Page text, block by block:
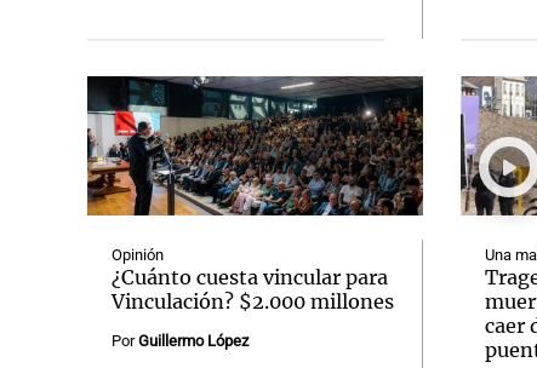
Opinión
¿Cuánto cuesta vincular para
Vinculación? $2.000 millones
PorGuillermo López
Una
caer